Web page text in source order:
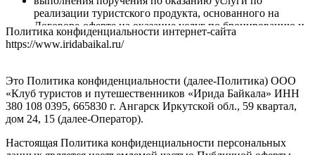
реализации туристского продукта, основанного на
Договоре-оферте на оказание услуг по бронированию и
оплате туристского продукта, туристической услуги;
исполнения соглашений по предоставлению доступа к
Сервиса, для администрирования Сайта;
идентификации при регистрации на Сайте и/или при
использовании Сервиса;
оказания услуг, обработки запросов и заявок;
установления обратной связи, включая направление
уведомлений и запросов;
Политика конфиденциальности интернет-сайта
https://www.iridabaikal.ru/
Это Политика конфиденциальности (далее-Политика) ООО
«Клуб туристов и путешественников «Ирида Байкала» ИНН
380 108 0395, 665830 г. Ангарск Иркутской обл., 59 квартал,
дом 24, 15 (далее-Оператор).
Настоящая Политика конфиденциальности персональных